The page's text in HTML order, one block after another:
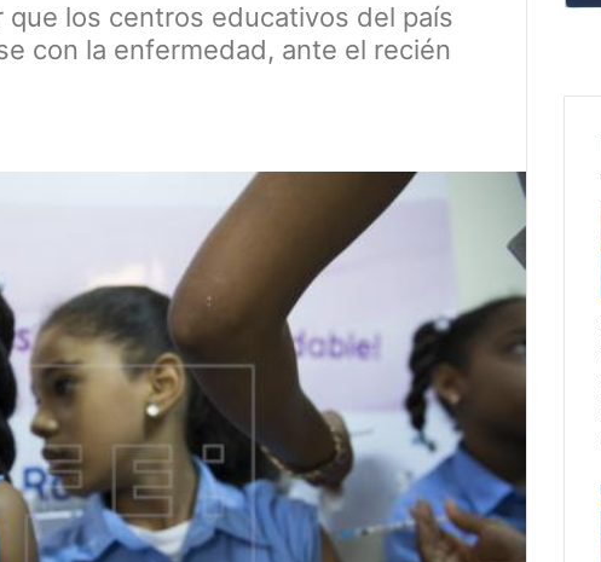
los centros educativos del país
con la enfermedad, ante el recién